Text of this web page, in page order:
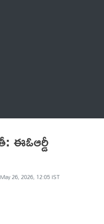
ఈఓఆర్డీ
May 26, 2026, 12:05 IST